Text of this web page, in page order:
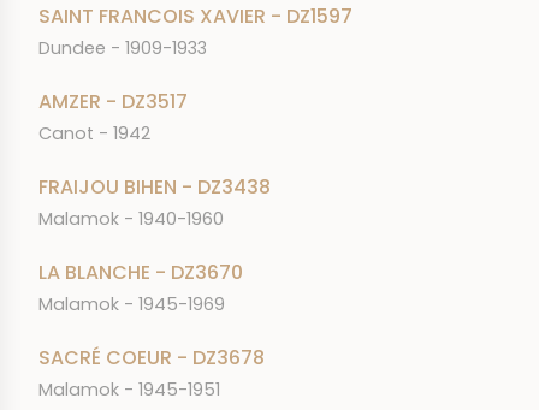
SAINT FRANCOIS XAVIER - DZ1597
Dundee - 1909-1933
AMZER - DZ3517
Canot - 1942
FRAIJOU BIHEN - DZ3438
Malamok - 1940-1960
LA BLANCHE - DZ3670
Malamok - 1945-1969
SACRÉ COEUR - DZ3678
Malamok - 1945-1951